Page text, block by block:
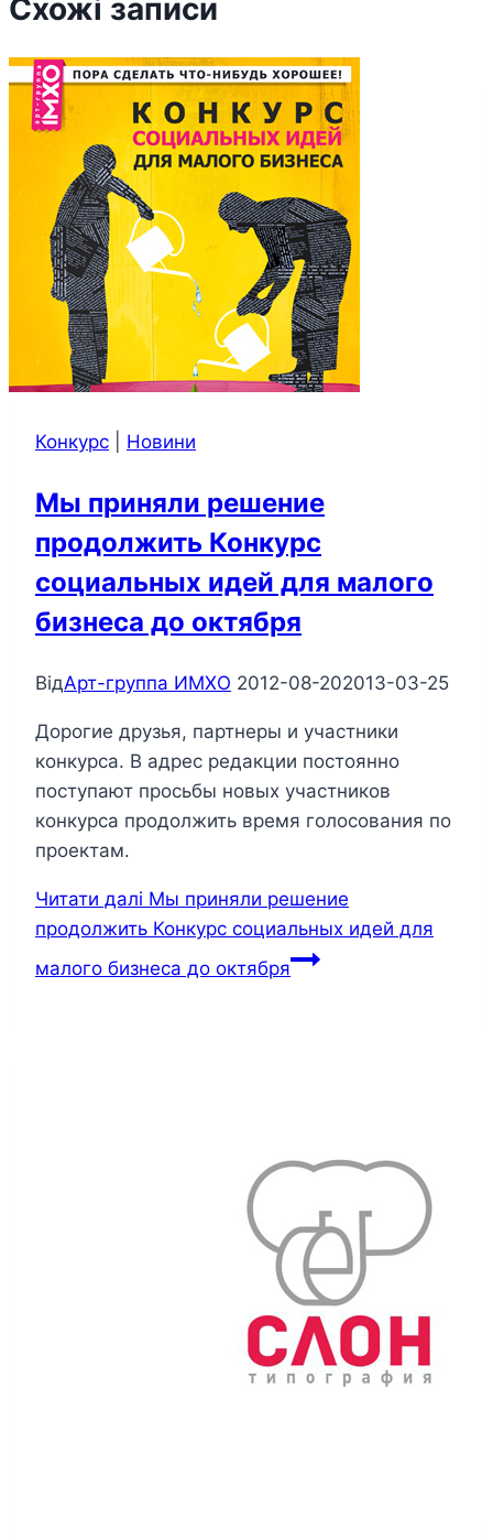
Схожі записи
Конкурс Новини
Мы приняли решение
продолжить Конкурс
социальных идей для малого
бизнеса до октября
ВідАрт-группа ИМХО 2012-08-202013-03-25
Дорогие друзья, партнеры и участники
конкурса. В адрес редакции постоянно
поступают просьбы новых участников
конкурса продолжить время голосования по
проектам.
Читати далі Мы приняли решение
продолжить Конкурс социальных идей для
малого бизнеса до октября